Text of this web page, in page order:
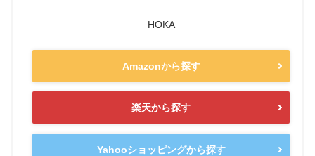
HOKA
Amazonから探す
楽天から探す
Yahooショッピングから探す